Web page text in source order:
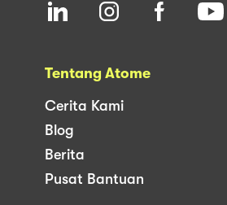
Tentang Atome
Cerita Kami
Blog
Berita
Pusat Bantuan